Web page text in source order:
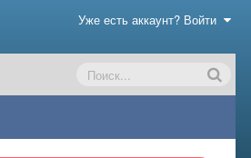
Уже есть аккаунт? Войти